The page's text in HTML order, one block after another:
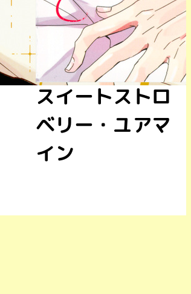
コマンドミー、
プリーズ